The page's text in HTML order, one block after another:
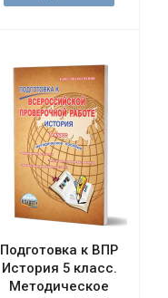
Подготовка к ВПР
История 5 класс.
Методическое